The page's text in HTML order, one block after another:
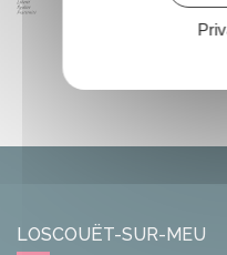
LOSCOUËT-SUR-MEU